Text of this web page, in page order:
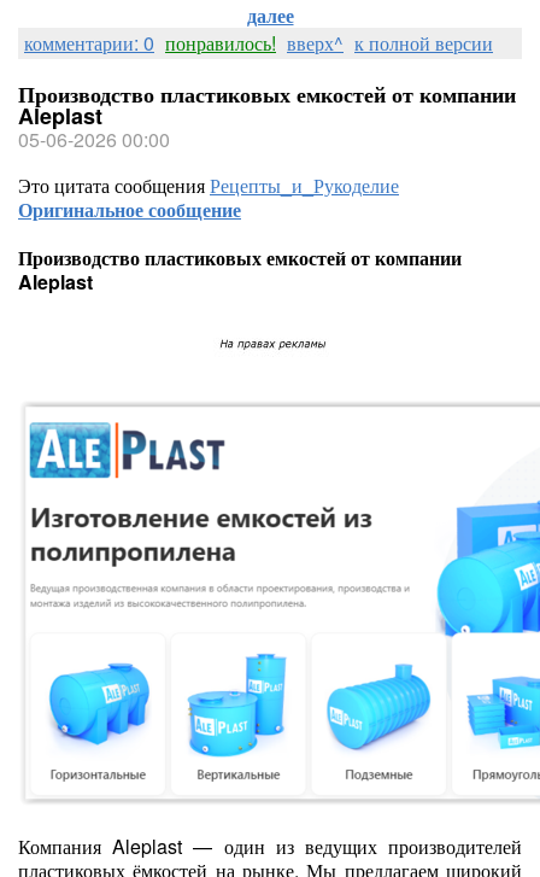
далее
комментарии: 0 понравилось! вверх^ к полной версии
Производство пластиковых емкостей от компании
Aleplast
05-06-2026 00:00
Это цитата сообщенияРецепты_и_Рукоделие
Оригинальное сообщение
Производство пластиковых емкостей от компании
Aleplast
Компания Aleplast — один из ведущих производителей
пластиковых ёмкостей на рынке. Мы предлагаем широкий